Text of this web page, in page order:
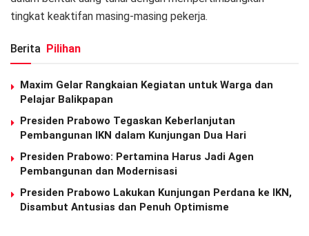
tingkat keaktifan masing-masing pekerja.
Berita Pilihan
Maxim Gelar Rangkaian Kegiatan untuk Warga dan
Pelajar Balikpapan
Presiden Prabowo Tegaskan Keberlanjutan
Pembangunan IKN dalam Kunjungan Dua Hari
Presiden Prabowo: Pertamina Harus Jadi Agen
Pembangunan dan Modernisasi
Presiden Prabowo Lakukan Kunjungan Perdana ke IKN,
Disambut Antusias dan Penuh Optimisme